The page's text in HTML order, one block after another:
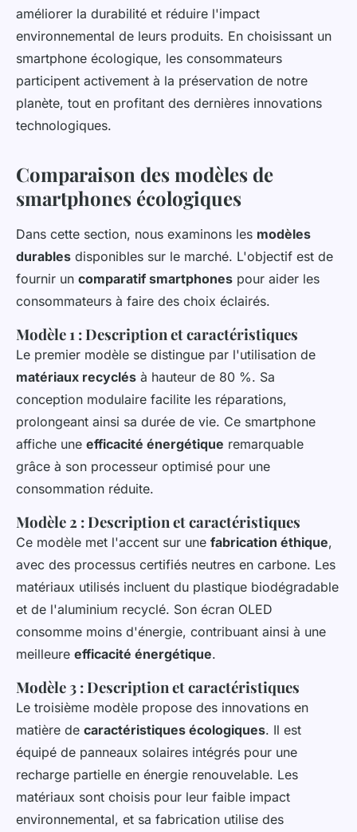
améliorer la durabilité et réduire l'impact
environnemental de leurs produits. En choisissant un
smartphone écologique, les consommateurs
participent activement à la préservation de notre
planète, tout en profitant des dernières innovations
technologiques.
Comparaison des modèles de
smartphones écologiques
Dans cette section, nous examinons les modèles
durables disponibles sur le marché. L'objectif est de
fournir un comparatif smartphones pour aider les
consommateurs à faire des choix éclairés.
Modèle 1 : Description et caractéristiques
Le premier modèle se distingue par l'utilisation de
matériaux recyclés à hauteur de 80 %. Sa
conception modulaire facilite les réparations,
prolongeant ainsi sa durée de vie. Ce smartphone
affiche une efficacité énergétique remarquable
grâce à son processeur optimisé pour une
consommation réduite.
Modèle 2 : Description et caractéristiques
Ce modèle met l'accent sur une fabrication éthique,
avec des processus certifiés neutres en carbone. Les
matériaux utilisés incluent du plastique biodégradable
et de l'aluminium recyclé. Son écran OLED
consomme moins d'énergie, contribuant ainsi à une
meilleure efficacité énergétique.
Modèle 3 : Description et caractéristiques
Le troisième modèle propose des innovations en
matière de caractéristiques écologiques. Il est
équipé de panneaux solaires intégrés pour une
recharge partielle en énergie renouvelable. Les
matériaux sont choisis pour leur faible impact
environnemental, et sa fabrication utilise des